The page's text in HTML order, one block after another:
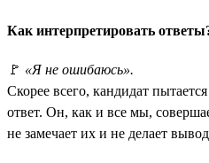
Как интерпретировать
🚩 «Я не ошибаюсь».
Скорее всего, кандидат
ответ. Он, как и все мы,
не замечает их и не делает